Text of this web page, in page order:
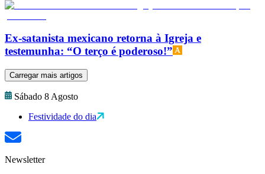
Ex-satanista mexicano retorna à Igreja e
testemunha: “O terço é poderoso!”
Carregar mais artigos
Sábado 8 Agosto
Festividade do dia
Newsletter